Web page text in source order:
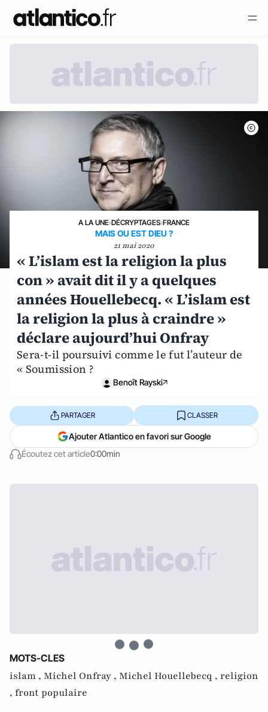
A LA UNE›DÉCRYPTAGES›FRANCE
MAIS OU EST DIEU ?
21 mai 2020
« L’islam est la religion la plus
con » avait dit il y a quelques
années Houellebecq. « L’islam est
la religion la plus à craindre »
déclare aujourd’hui Onfray
Sera-t-il poursuivi comme le fut l’auteur de
« Soumission ?
Benoît Rayski
Écoutez cet article0:00min
PARTAGER CLASSER
Ajouter Atlantico en favori sur Google
MOTS-CLES
islam , Michel Onfray , Michel Houellebecq , religion
, front populaire